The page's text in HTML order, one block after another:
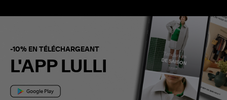
-10% EN TÉLÉCHARGEANT
L'APP LULLI